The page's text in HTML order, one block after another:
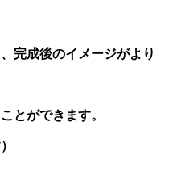
完成後のイメージがより
とができます。